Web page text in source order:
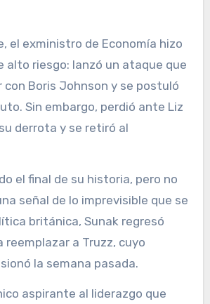
el exministro de Economía hizo
alto riesgo: lanzó un ataque que
con Boris Johnson y se postuló
Sin embargo, perdió ante Liz
derrota y se retiró al
el final de su historia, pero no
señal de lo imprevisible que se
británica, Sunak regresó
a Truzz, cuyo
la semana pasada.
aspirante al liderazgo que